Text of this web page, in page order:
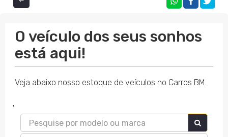
O veículo dos seus sonhos
está aqui!
Veja abaixo nosso estoque de veículos no Carros BM.
'